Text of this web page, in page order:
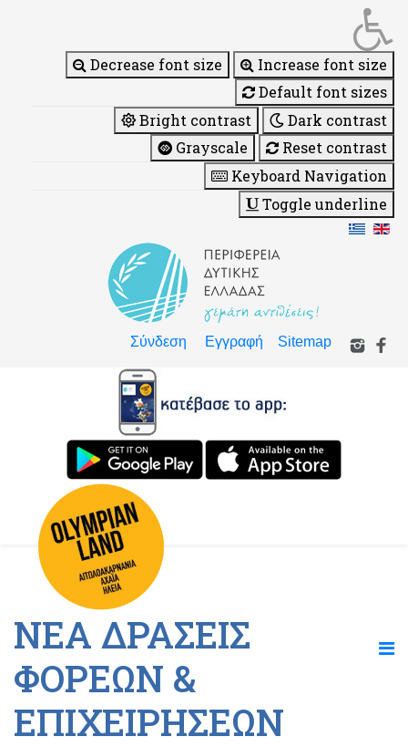
Decrease font size
Increase font size
Default font sizes
Bright contrast
Dark contrast
Grayscale
Reset contrast
Keyboard Navigation
Toggle underline
Σύνδεση Εγγραφή Sitemap
ΝΕΑ ΔΡΑΣΕΙΣ
ΦΟΡΕΩΝ &
ΕΠΙΧΕΙΡΗΣΕΩΝ